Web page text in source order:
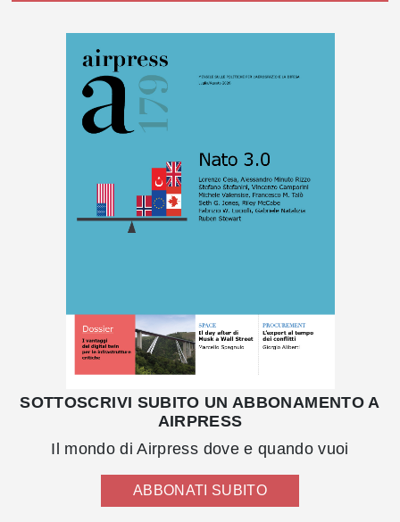
SOTTOSCRIVI SUBITO UN ABBONAMENTO A
AIRPRESS
Il mondo di Airpress dove e quando vuoi
ABBONATI SUBITO